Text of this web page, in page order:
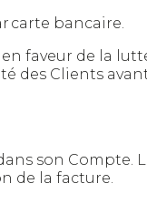
carte bancaire.
faveur de la
des Clients
son Compte.
de la facture.